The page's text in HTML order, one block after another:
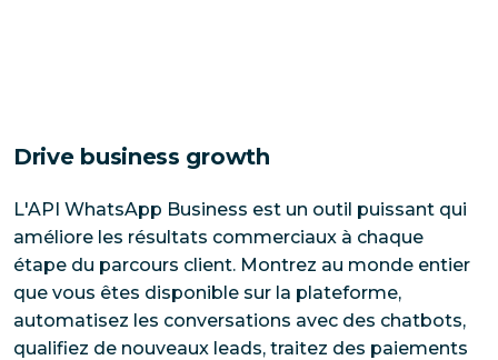
Drive business growth
L'API WhatsApp Business est un outil puissant qui
améliore les résultats commerciaux à chaque
étape du parcours client. Montrez au monde entier
que vous êtes disponible sur la plateforme,
automatisez les conversations avec des chatbots,
qualifiez de nouveaux leads, traitez des paiements